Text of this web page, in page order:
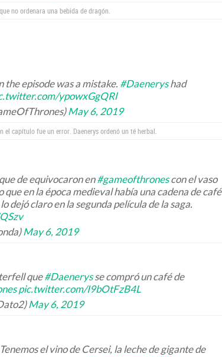
no ordenara una bebida de dragón.
episode was a mistake. #Daeneryshad
ypowxGgQRl
May 6, 2019
capítulo fue un error. Daenerys ordenó un té herbal.
de equivocaron en#gameofthronescon el vaso
que en la época medieval había una cadena de café
dejó claro en la segunda película de la saga.
May 6, 2019
que#Daenerysse compró un café de
pic.twitter.com/I9bOtFzB4L
May 6, 2019
el vino de Cersei, la leche de gigante de